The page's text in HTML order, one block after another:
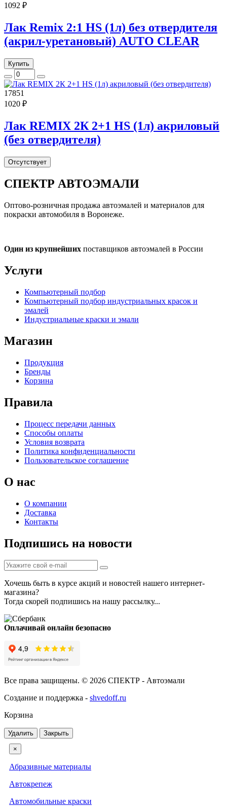
1092 ₽
Лак Remix 2:1 HS (1л) без отвердителя
(акрил-уретановый) AUTO CLEAR
Купить
17851
1020 ₽
Лак REMIX 2К 2+1 HS (1л) акриловый
(без отвердителя)
Отсутствует
СПЕКТР АВТОЭМАЛИ
Оптово-розничная продажа автоэмалей и материалов для
покраски автомобиля в Воронеже.
Один из крупнейших поставщиков автоэмалей в России
Услуги
Компьютерный подбор
Компьютерный подбор индустриальных красок и
эмалей
Индустриальные краски и эмали
Магазин
Продукция
Бренды
Корзина
Правила
Процесс передачи данных
Способы оплаты
Условия возврата
Политика конфиденциальности
Пользовательское соглашение
О нас
О компании
Доставка
Контакты
Подпишись на новости
Хочешь быть в курсе акций и новостей нашего интернет-
магазина?
Тогда скорей подпишись на нашу рассылку...
Оплачивай онлайн безопасно
Все права защищены. © 2026 СПЕКТР - Автоэмали
Создание и поддержка - shvedoff.ru
Корзина
Удалить Закрыть
×
Абразивные материалы
Автокрепеж
Автомобильные краски